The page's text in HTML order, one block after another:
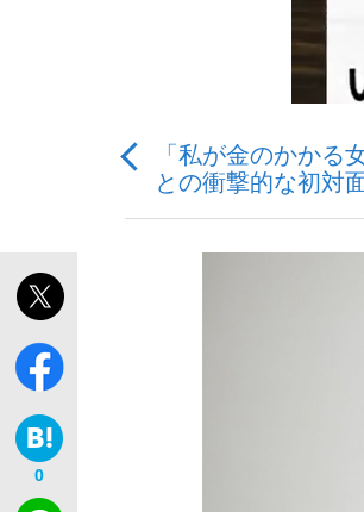
観る将棋、読む将棋
いまさら聞けない資
「私が金のかか
との衝撃的な初対
0